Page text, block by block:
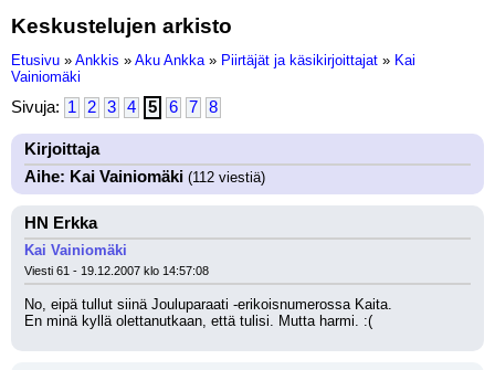
Keskustelujen arkisto
Etusivu » Ankkis » Aku Ankka » Piirtäjät ja käsikirjoittajat » Kai
Vainiomäki
Sivuja: 1 2 3 4 5 6 7 8
Kirjoittaja
Aihe: Kai Vainiomäki (112 viestiä)
HN Erkka
Kai Vainiomäki
Viesti 61 - 19.12.2007 klo 14:57:08
No, eipä tullut siinä Jouluparaati -erikoisnumerossa Kaita.
En minä kyllä olettanutkaan, että tulisi. Mutta harmi. :(